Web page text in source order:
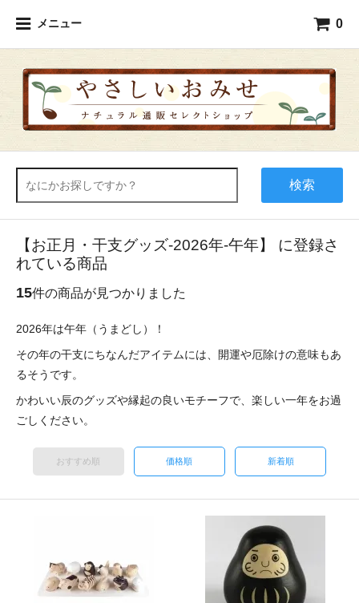
メニュー 0
検索
【お正月・干支グッズ-2026年-午年】 に登録さ
れている商品
15件の商品が見つかりました
2026年は午年（うまどし）！
その年の干支にちなんだアイテムには、開運や厄除けの意味もあ
るそうです。
かわいい辰のグッズや縁起の良いモチーフで、楽しい一年をお過
ごしください。
おすすめ順 価格順 新着順